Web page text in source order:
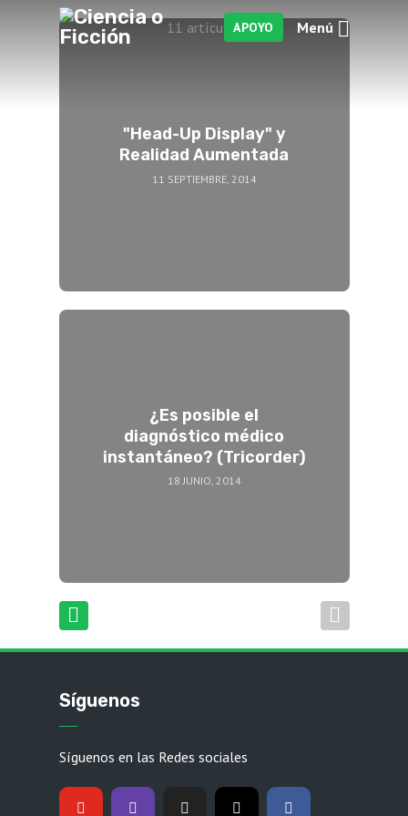
APOYO Menú
11 artículos
"Head-Up Display" y
Realidad Aumentada
11 SEPTIEMBRE, 2014
¿Es posible el
diagnóstico médico
instantáneo? (Tricorder)
18 JUNIO, 2014
Síguenos
Síguenos en las Redes sociales